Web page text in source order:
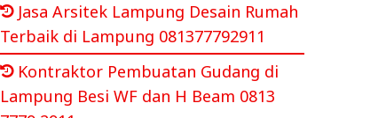
Jasa Arsitek Lampung Desain Rumah
Terbaik di Lampung 081377792911
Kontraktor Pembuatan Gudang di
Lampung Besi WF dan H Beam 0813